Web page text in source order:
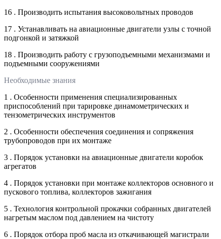
16 . Производить испытания высоковольтных проводов
17 . Устанавливать на авиационные двигатели узлы с точной
подгонкой и затяжкой
18 . Производить работу с грузоподъемными механизмами и
подъемными сооружениями
Необходимые знания
1 . Особенности применения специализированных
приспособлений при тарировке динамометрических и
тензометрических инструментов
2 . Особенности обеспечения соединения и сопряжения
трубопроводов при их монтаже
3 . Порядок установки на авиационные двигатели коробок
агрегатов
4 . Порядок установки при монтаже коллекторов основного и
пускового топлива, коллекторов зажигания
5 . Технология контрольной прокачки собранных двигателей
нагретым маслом под давлением на чистоту
6 . Порядок отбора проб масла из откачивающей магистрали